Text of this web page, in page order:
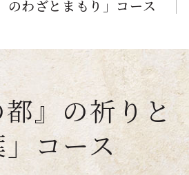
わざとまもり」 コース
都』の祈りと
コース